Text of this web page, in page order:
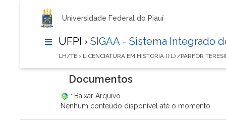
Universidade Federal do Piauí
UFPI › SIGAA - Sistema Integrado
LH/TE › LICENCIATURA EM HISTORIA (I L) /PARFOR
Documentos
: Baixar Arquivo
Nenhum conteúdo disponível até o momento